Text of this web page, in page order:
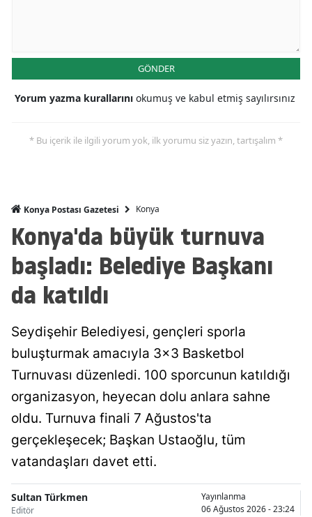
Kırklareli
Kocaeli
Manisa
Kahramanmaraş
Muğla
Muş
Nevşehir
Niğde
Rize
Sakarya
GÖNDER
Yorum yazma kurallarını okumuş ve kabul etmiş sayılırsınız
* Bu içerik ile ilgili yorum yok, ilk yorumu siz yazın, tartışalım *
Konya Postası Gazetesi Konya
Konya'da büyük turnuva
başladı: Belediye Başkanı
da katıldı
Seydişehir Belediyesi, gençleri sporla
buluşturmak amacıyla 3x3 Basketbol
Turnuvası düzenledi. 100 sporcunun katıldığı
organizasyon, heyecan dolu anlara sahne
oldu. Turnuva finali 7 Ağustos'ta
gerçekleşecek; Başkan Ustaoğlu, tüm
vatandaşları davet etti.
Sultan Türkmen
Editör
Yayınlanma
06 Ağustos 2026 - 23:24